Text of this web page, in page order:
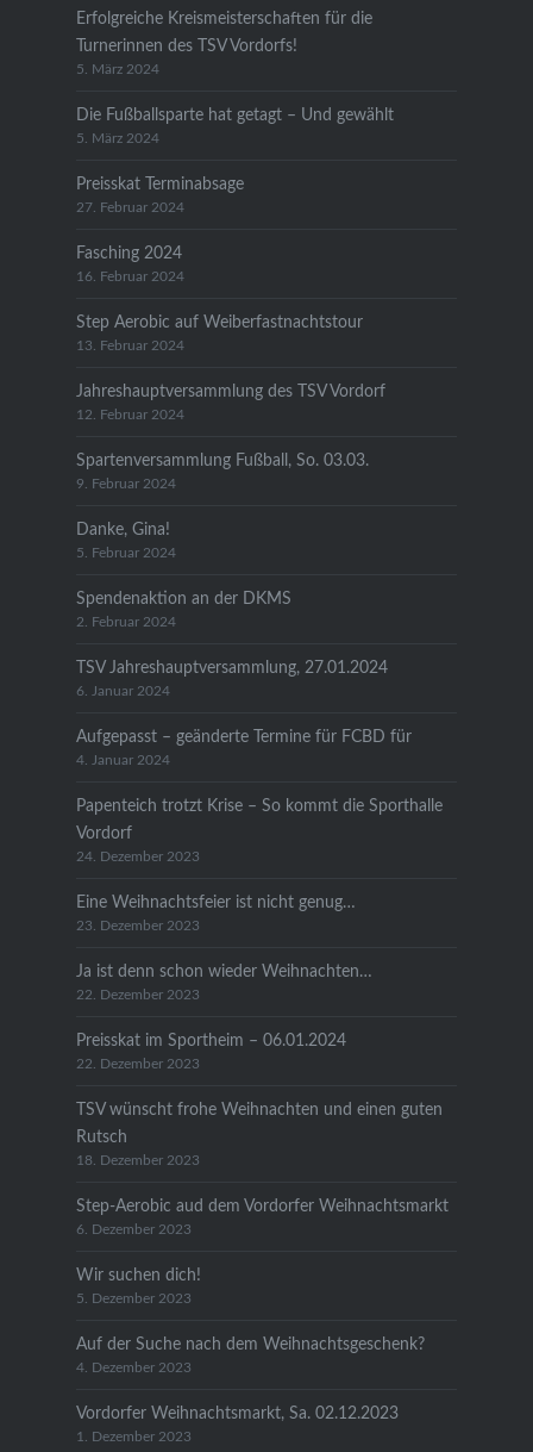
Erfolgreiche Kreismeisterschaften für die
Turnerinnen des TSV Vordorfs!
5. März 2024
Die Fußballsparte hat getagt – Und gewählt
5. März 2024
Preisskat Terminabsage
27. Februar 2024
Fasching 2024
16. Februar 2024
Step Aerobic auf Weiberfastnachtstour
13. Februar 2024
Jahreshauptversammlung des TSV Vordorf
12. Februar 2024
Spartenversammlung Fußball, So. 03.03.
9. Februar 2024
Danke, Gina!
5. Februar 2024
Spendenaktion an der DKMS
2. Februar 2024
TSV Jahreshauptversammlung, 27.01.2024
6. Januar 2024
Aufgepasst – geänderte Termine für FCBD für
4. Januar 2024
Papenteich trotzt Krise – So kommt die Sporthalle
Vordorf
24. Dezember 2023
Eine Weihnachtsfeier ist nicht genug…
23. Dezember 2023
Ja ist denn schon wieder Weihnachten…
22. Dezember 2023
Preisskat im Sportheim – 06.01.2024
22. Dezember 2023
TSV wünscht frohe Weihnachten und einen guten
Rutsch
18. Dezember 2023
Step-Aerobic aud dem Vordorfer Weihnachtsmarkt
6. Dezember 2023
Wir suchen dich!
5. Dezember 2023
Auf der Suche nach dem Weihnachtsgeschenk?
4. Dezember 2023
Vordorfer Weihnachtsmarkt, Sa. 02.12.2023
1. Dezember 2023